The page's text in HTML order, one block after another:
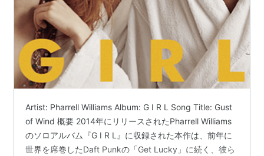
Artist: Pharrell Williams Album: G I R L Song Title: Gust
of Wind 概要 2014年にリリースされたPharrell Williams
のソロアルバム『G I R L』に収録された本作は、前年に
世界を席巻したDaft Punkの「Get Lucky」に続く、彼ら